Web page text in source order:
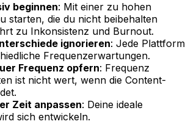
beginnen: Mit einer zu hohen
starten, die du nicht beibehalten
zu Inkonsistenz und Burnout.
ignorieren: Jede Plattform
Frequenzerwartungen.
Frequenz opfern: Frequenz
ist nicht wert, wenn die Content-
Zeit anpassen: Deine ideale
sich entwickeln.